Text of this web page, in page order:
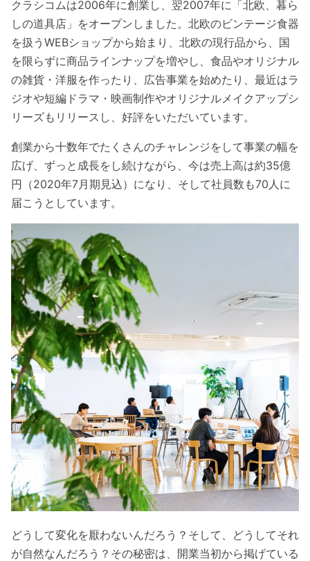
クラシコムは2006年に創業し、翌2007年に「北欧、暮ら
しの道具店」をオープンしました。北欧のビンテージ食器
を扱うWEBショップから始まり、北欧の現行品から、国
を限らずに商品ラインナップを増やし、食品やオリジナル
の雑貨・洋服を作ったり、広告事業を始めたり、最近はラ
ジオや短編ドラマ・映画制作やオリジナルメイクアップシ
リーズもリリースし、好評をいただいています。
創業から十数年でたくさんのチャレンジをして事業の幅を
広げ、ずっと成長をし続けながら、今は売上高は約35億
円（2020年7月期見込）になり、そして社員数も70人に
届こうとしています。
どうして変化を厭わないんだろう？そして、どうしてそれ
が自然なんだろう？その秘密は、開業当初から掲げている